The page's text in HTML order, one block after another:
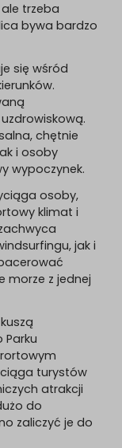
trzeba
bywa bardzo
się wśród
chętnie
i osoby
wypoczynek.
osoby,
klimat i
jak i
morze z jednej
turystów
atrakcji
do
zaliczyć je do